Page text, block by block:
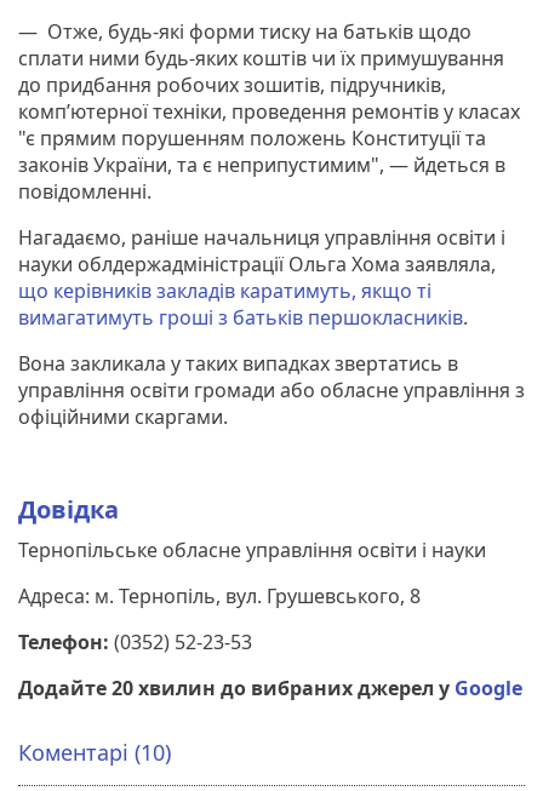
— Отже, будь-які форми тиску на батьків щодо
сплати ними будь-яких коштів чи їх примушування
до придбання робочих зошитів, підручників,
комп’ютерної техніки, проведення ремонтів у класах
"є прямим порушенням положень Конституції та
законів України, та є неприпустимим", — йдеться в
повідомленні.
Нагадаємо, раніше начальниця управління освіти і
науки облдержадміністрації Ольга Хома заявляла,
що керівників закладів каратимуть, якщо ті
вимагатимуть гроші з батьків першокласників.
Вона закликала у таких випадках звертатись в
управління освіти громади або обласне управління з
офіційними скаргами.
Довідка
Тернопільське обласне управління освіти і науки
Адреса: м. Тернопіль, вул. Грушевського, 8
Телефон: (0352) 52-23-53
Додайте 20 хвилин до вибраних джерел у Google
Коментарі (10)